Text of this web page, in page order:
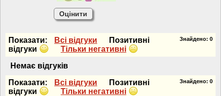
Знайдено: 0
Показати: Всi вiдгуки
Позитивнi
вiдгуки
Тiльки негативнi
Немає вiдгукiв
Знайдено: 0
Показати: Всi вiдгуки
Позитивнi
вiдгуки
Тiльки негативнi